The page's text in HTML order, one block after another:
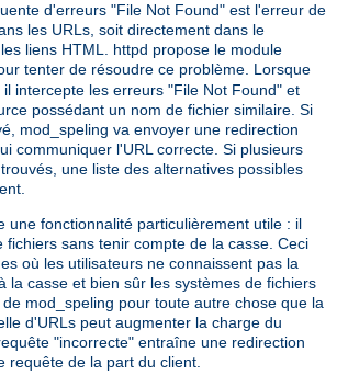
d'erreurs "File Not Found" est l'erreur de
les URLs, soit directement dans le
liens HTML. httpd propose le module
tenter de résoudre ce problème. Lorsque
intercepte les erreurs "File Not Found" et
possédant un nom de fichier similaire. Si
mod_speling va envoyer une redirection
communiquer l'URL correcte. Si plusieurs
une liste des alternatives possibles
une fonctionnalité particulièrement utile : il
fichiers sans tenir compte de la casse. Ceci
où les utilisateurs ne connaissent pas la
la casse et bien sûr les systèmes de fichiers
mod_speling pour toute autre chose que la
d'URLs peut augmenter la charge du
"incorrecte" entraîne une redirection
requête de la part du client.